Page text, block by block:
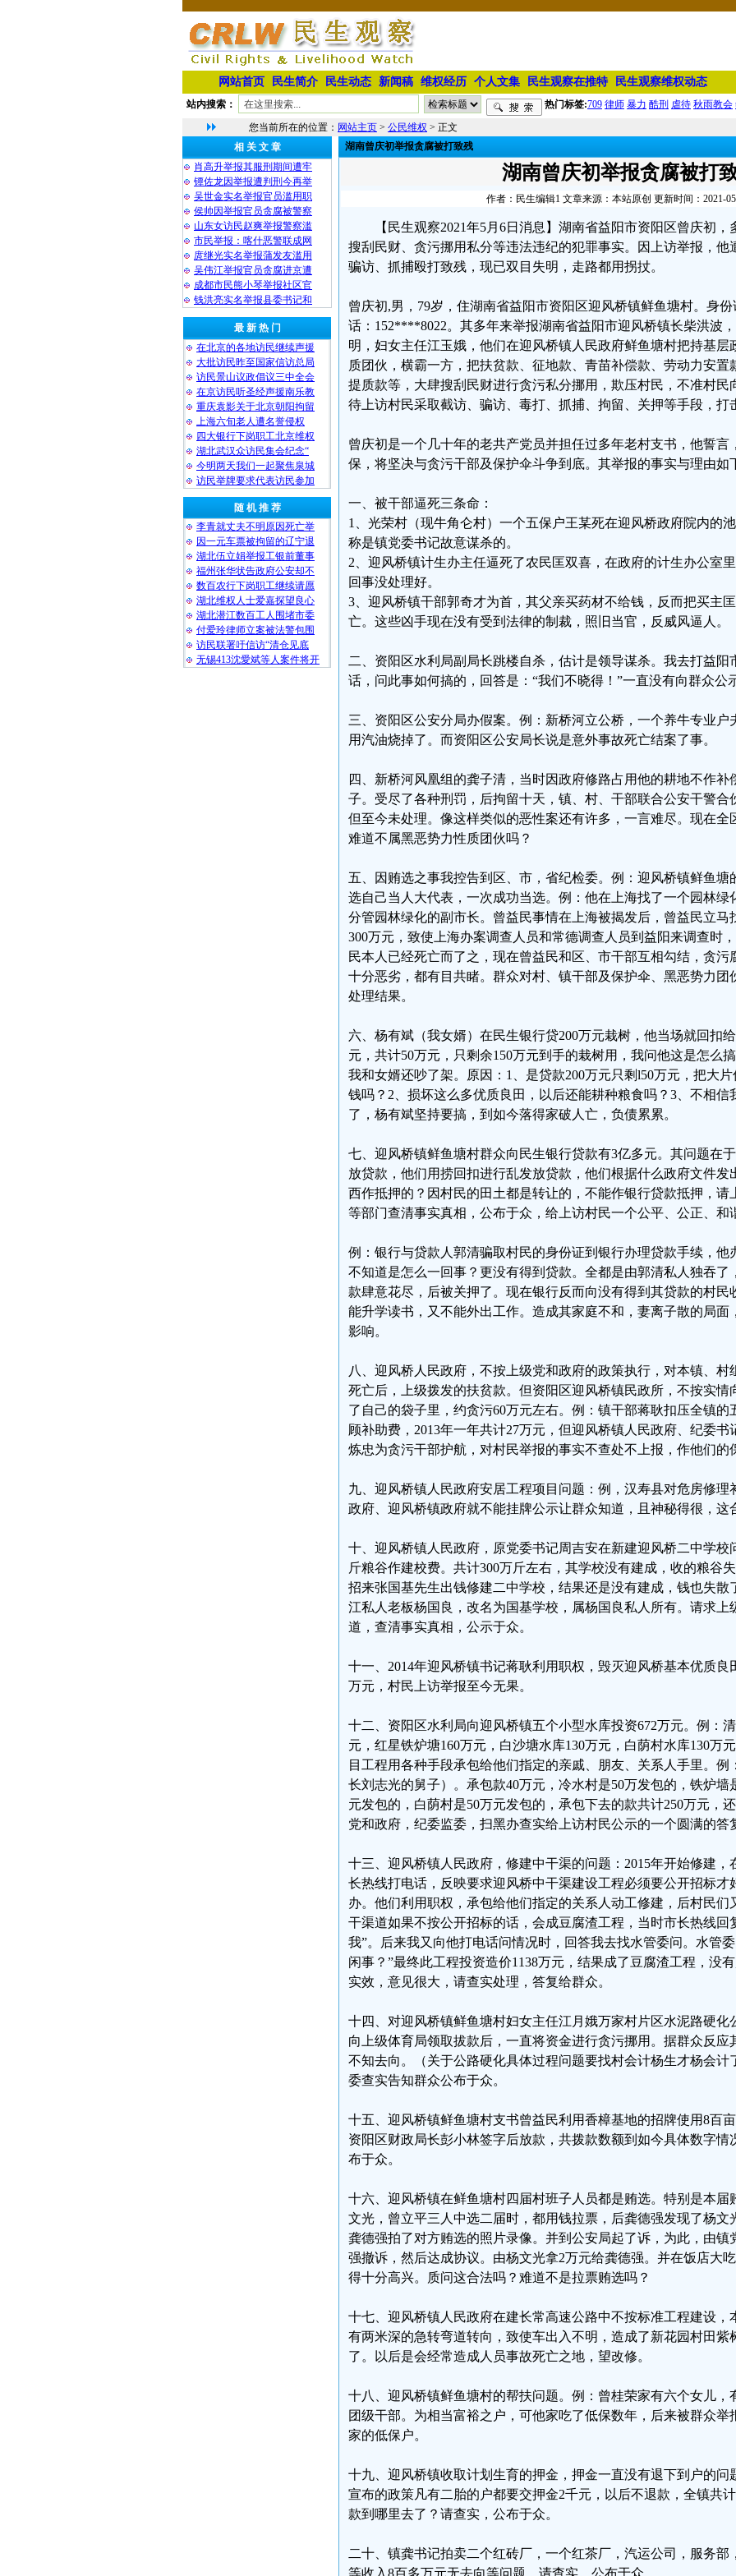
网站首页 民生简介 民生动态 新闻稿 维权经历 个人文集 民生观察在推特 民生观察维权动态
站内搜索： 热门标签:709 律师 暴力 酷刑 虐待 秋雨教会
您当前所在的位置： 网站主页 > 公民维权 > 正文
相 关 文 章
肖高升举报其服刑期间遭牢
镡佐龙因举报遭判刑今再举
吴世金实名举报官员滥用职
侯帅因举报官员贪腐被警察
山东女访民赵爽举报警察滥
市民举报：喀什恶警联成网
庹继光实名举报蒲发友滥用
吴伟江举报官员贪腐进京遭
成都市民熊小琴举报社区官
钱洪亮实名举报县委书记和
最 新 热 门
在北京的各地访民继续声援
大批访民昨至国家信访总局
访民景山议政倡议三中全会
在京访民听圣经声援南乐教
重庆袁影关于北京朝阳拘留
上海六旬老人遭名誉侵权
四大银行下岗职工北京维权
湖北武汉众访民集会纪念“
今明两天我们一起聚焦泉城
访民举牌要求代表访民参加
随 机 推 荐
李青就丈夫不明原因死亡举
因一元车票被拘留的辽宁退
湖北伍立娟举报工银前董事
福州张华状告政府公安却不
数百农行下岗职工继续请愿
湖北维权人士爱嘉探望良心
湖北潜江数百工人围堵市委
付爱玲律师立案被法警包围
访民联署吁信访“清仓见底
无锡413沈愛斌等人案件将开
湖南曾庆初举报贪腐被打致残
湖南曾庆初举报贪腐被打
作者：民生编辑1 文章来源：本站原创 更新时间：2021-
【民生观察2021年5月6日消息】湖南省益阳市资阳区曾庆初
搜刮民财、贪污挪用私分等违法违纪的犯罪事实。因上访举报，他
骗访、抓捕殴打致残，现已双目失明，走路都用拐扙。
曾庆初,男，79岁，住湖南省益阳市资阳区迎风桥镇鲜鱼塘村。身
话：152****8022。其多年来举报湖南省益阳市迎风桥镇长柴洪波
明，妇女主任江玉娥，他们在迎风桥镇人民政府鲜鱼塘村把持基层
质团伙，横霸一方，把扶贫款、征地款、青苗补偿款、劳动力安置
提质款等，大肆搜刮民财进行贪污私分挪用，欺压村民，不准村民
待上访村民采取截访、骗访、毒打、抓捕、拘留、关押等手段，打
曾庆初是一个几十年的老共产党员并担任过多年老村支书，他誓言
保，将坚决与贪污干部及保护伞斗争到底。其举报的事实与理由如
一、被干部逼死三条命：
1、光荣村（现牛角仑村）一个五保户王某死在迎风桥政府院内的
称是镇党委书记故意谋杀的。
2、迎风桥镇计生办主任逼死了农民匡双喜，在政府的计生办公室
回事没处理好。
3、迎风桥镇干部郭奇才为首，其父亲买药材不给钱，反而把买主
亡。这些凶手现在没有受到法律的制裁，照旧当官，反威风逼人。
二、资阳区水利局副局长跳楼自杀，估计是领导谋杀。我去打益阳
话，问此事如何搞的，回答是：“我们不晓得！”一直没有向群众公
三、资阳区公安分局办假案。例：新桥河立公桥，一个养牛专业户
用汽油烧掉了。而资阳区公安局长说是意外事故死亡结案了事。
四、新桥河风凰组的龚子清，当时因政府修路占用他的耕地不作补
子。受尽了各种刑罚，后拘留十天，镇、村、干部联合公安干警合
但至今未处理。像这样类似的恶性案还有许多，一言难尽。现在全
难道不属黑恶势力性质团伙吗？
五、因贿选之事我控告到区、市，省纪检委。例：迎风桥镇鲜鱼塘
选自己当人大代表，一次成功当选。例：他在上海找了一个园林绿
分管园林绿化的副市长。曾益民事情在上海被揭发后，曾益民立马
300万元，致使上海办案调查人员和常德调查人员到益阳来调查时
民本人已经死亡而了之，现在曾益民和区、市干部互相勾结，贪污
十分恶劣，都有目共睹。群众对村、镇干部及保护伞、黑恶势力团
处理结果。
六、杨有斌（我女婿）在民生银行贷200万元栽树，他当场就回扣
元，共计50万元，只剩余150万元到手的栽树用，我问他这是怎么
我和女婿还吵了架。原因：1、是贷款200万元只剩l50万元，把大
钱吗？2、损坏这么多优质良田，以后还能耕种粮食吗？3、不相信
了，杨有斌坚持要搞，到如今落得家破人亡，负债累累。
七、迎风桥镇鲜鱼塘村群众向民生银行贷款有3亿多元。其问题在
放贷款，他们用捞回扣进行乱发放贷款，他们根据什么政府文件发
西作抵押的？因村民的田土都是转让的，不能作银行贷款抵押，请
等部门查清事实真相，公布于众，给上访村民一个公平、公正、和
例：银行与贷款人郭清骗取村民的身份证到银行办理贷款手续，他
不知道是怎么一回事？更没有得到贷款。全都是由郭清私人独吞了
款肆意花尽，后被关押了。现在银行反而向没有得到其贷款的村民
能升学读书，又不能外出工作。造成其家庭不和，妻离子散的局面
影响。
八、迎风桥人民政府，不按上级党和政府的政策执行，对本镇、村
死亡后，上级拨发的扶贫款。但资阳区迎风桥镇民政所，不按实情
了自己的袋子里，约贪污60万元左右。例：镇干部蒋耿扣压全镇
顾补助费，2013年一年共计27万元，但迎风桥镇人民政府、纪委
炼忠为贪污干部护航，对村民举报的事实不查处不上报，作他们的
九、迎风桥镇人民政府安居工程项目问题：例，汉寿县对危房修理
政府、迎风桥镇政府就不能挂牌公示让群众知道，且神秘得很，这
十、迎风桥镇人民政府，原党委书记周吉安在新建迎风桥二中学校
斤粮谷作建校费。共计300万斤左右，其学校没有建成，收的粮谷
招来张国基先生出钱修建二中学校，结果还是没有建成，钱也失散
江私人老板杨国良，改名为国基学校，属杨国良私人所有。请求上
道，查清事实真相，公示于众。
十一、2014年迎风桥镇书记蒋耿利用职权，毁灭迎风桥基本优质
万元，村民上访举报至今无果。
十二、资阳区水利局向迎风桥镇五个小型水库投资672万元。例：
元，红星铁炉塘160万元，白沙塘水库130万元，白荫村水库130万
目工程用各种手段承包给他们指定的亲戚、朋友、关系人手里。
长刘志光的舅子）。承包款40万元，冷水村是50万发包的，铁炉墙
元发包的，白荫村是50万元发包的，承包下去的款共计250万元，
党和政府，纪委监委，扫黑办查实给上访村民公示的一个圆满的答
十三、迎风桥镇人民政府，修建中干渠的问题：2015年开始修建
长热线打电话，反映要求迎风桥中干渠建设工程必须要公开招标才
办。他们利用职权，承包给他们指定的关系人动工修建，后村民们
干渠道如果不按公开招标的话，会成豆腐渣工程，当时市长热线回
我”。后来我又向他打电话问情况时，回答我去找水管委问。水管
闲事？”最终此工程投资造价1138万元，结果成了豆腐渣工程，没
实效，意见很大，请查实处理，答复给群众。
十四、对迎风桥镇鲜鱼塘村妇女主任江月娥万家村片区水泥路硬化
向上级体育局领取拔款后，一直将资金进行贪污挪用。据群众反应
不知去向。（关于公路硬化具体过程问题要找村会计杨生才杨会计
委查实告知群众公布于众。
十五、迎风桥镇鲜鱼塘村支书曾益民利用香樟基地的招牌使用8百
资阳区财政局长彭小林签字后放款，共拨款数额到如今具体数字情
布于众。
十六、迎风桥镇在鲜鱼塘村四届村班子人员都是贿选。特别是本届
文光，曾立平三人中选二届时，都用钱拉票，后龚德强发现了杨文
龚德强拍了对方贿选的照片录像。并到公安局起了诉，为此，由镇
强撤诉，然后达成协议。由杨文光拿2万元给龚德强。并在饭店大
得十分高兴。质问这合法吗？难道不是拉票贿选吗？
十七、迎风桥镇人民政府在建长常高速公路中不按标准工程建设，
有两米深的急转弯道转向，致使车出入不明，造成了新花园村田紫
了。以后是会经常造成人员事故死亡之地，望改修。
十八、迎风桥镇鲜鱼塘村的帮扶问题。例：曾桂荣家有六个女儿，
团级干部。为相当富裕之户，可他家吃了低保数年，后来被群众举
家的低保户。
十九、迎风桥镇收取计划生育的押金，押金一直没有退下到户的问
宣布的政策凡有二胎的户都要交押金2千元，以后不退款，全镇共
款到哪里去了？请查实，公布于众。
二十、镇龚书记拍卖二个红砖厂，一个红茶厂，汽运公司，服务部
等收入8百多万元无去向等问题，请查实，公布于众。